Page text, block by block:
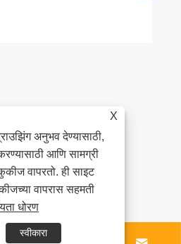
X
अनुभव देण्यासाठी,
आणि सामग्री
वापरतो. ही साइट
वापरास सहमती
धोरण
स्वीकारा